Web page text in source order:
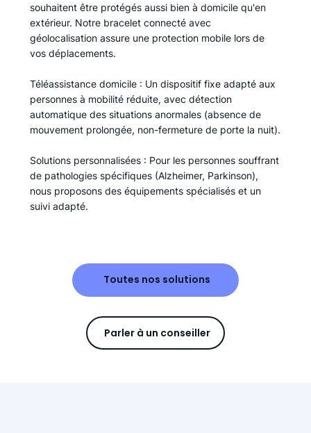
souhaitent être protégés aussi bien à domicile qu'en
extérieur. Notre bracelet connecté avec
géolocalisation assure une protection mobile lors de
vos déplacements.
Téléassistance domicile : Un dispositif fixe adapté aux
personnes à mobilité réduite, avec détection
automatique des situations anormales (absence de
mouvement prolongée, non-fermeture de porte la nuit).
Solutions personnalisées : Pour les personnes souffrant
de pathologies spécifiques (Alzheimer, Parkinson),
nous proposons des équipements spécialisés et un
suivi adapté.
Toutes nos solutions
Parler à un conseiller